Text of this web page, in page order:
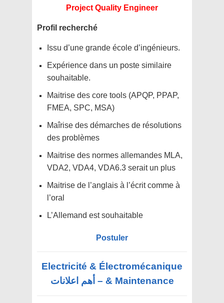
Project Quality Engineer
Profil recherché
Issu d’une grande école d’ingénieurs.
Expérience dans un poste similaire
souhaitable.
Maitrise des core tools (APQP, PPAP,
FMEA, SPC, MSA)
Maîrise des démarches de résolutions
des problèmes
Maitrise des normes allemandes MLA,
VDA2, VDA4, VDA6.3 serait un plus
Maitrise de l’anglais à l’écrit comme à
l’oral
L’Allemand est souhaitable
Postuler
Electricité & Électromécanique
& Maintenance – أهم اعلانات